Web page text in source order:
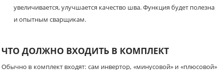
увеличивается, улучшается качество шва. Функция будет полезна
и опытным сварщикам.
ЧТО ДОЛЖНО ВХОДИТЬ В КОМПЛЕКТ
Обычно в комплект входят: сам инвертор, «минусовой» и «плюсовой»